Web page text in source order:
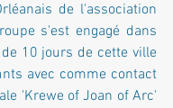
de l'association
s'est engagé dans
10 jours de cette ville
avec comme contact
'Krewe of Joan of Arc'